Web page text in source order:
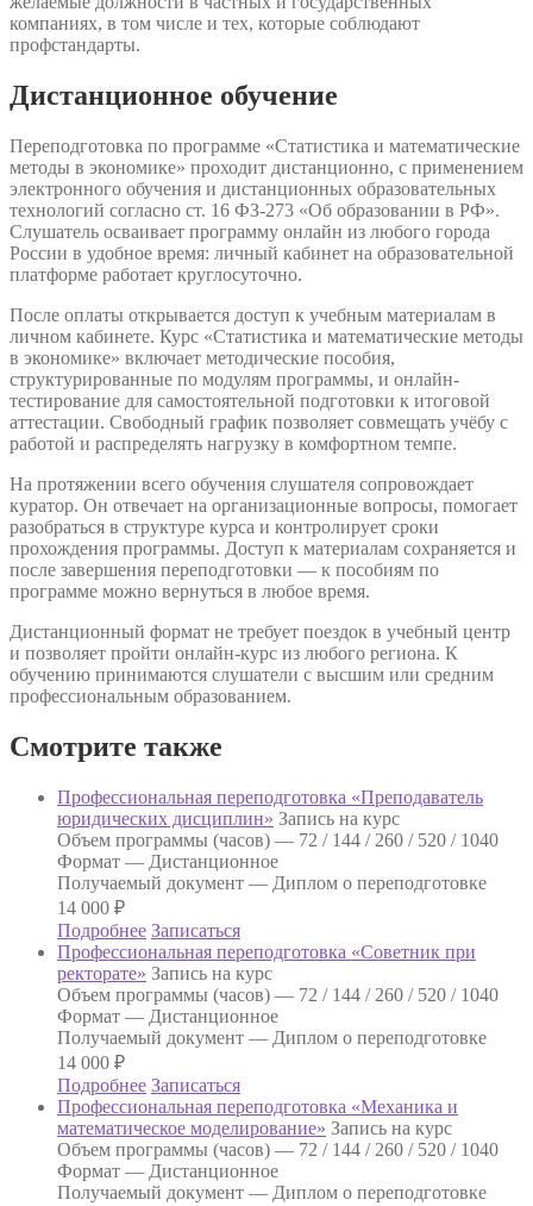
компаниях, в том числе и тех, которые соблюдают
профстандарты.
Дистанционное обучение
Переподготовка по программе «Статистика и математические
методы в экономике» проходит дистанционно, с применением
электронного обучения и дистанционных образовательных
технологий согласно ст. 16 ФЗ-273 «Об образовании в РФ».
Слушатель осваивает программу онлайн из любого города
России в удобное время: личный кабинет на образовательной
платформе работает круглосуточно.
После оплаты открывается доступ к учебным материалам в
личном кабинете. Курс «Статистика и математические методы
в экономике» включает методические пособия,
структурированные по модулям программы, и онлайн-
тестирование для самостоятельной подготовки к итоговой
аттестации. Свободный график позволяет совмещать учёбу с
работой и распределять нагрузку в комфортном темпе.
На протяжении всего обучения слушателя сопровождает
куратор. Он отвечает на организационные вопросы, помогает
разобраться в структуре курса и контролирует сроки
прохождения программы. Доступ к материалам сохраняется и
после завершения переподготовки — к пособиям по
программе можно вернуться в любое время.
Дистанционный формат не требует поездок в учебный центр
и позволяет пройти онлайн-курс из любого региона. К
обучению принимаются слушатели с высшим или средним
профессиональным образованием.
Смотрите также
Профессиональная переподготовка «Преподаватель
юридических дисциплин» Запись на курс
Объем программы (часов) — 72 / 144 / 260 / 520 / 1040
Формат — Дистанционное
Получаемый документ — Диплом о переподготовке
14 000 ₽
Подробнее Записаться
Профессиональная переподготовка «Советник при
ректорате» Запись на курс
Объем программы (часов) — 72 / 144 / 260 / 520 / 1040
Формат — Дистанционное
Получаемый документ — Диплом о переподготовке
14 000 ₽
Подробнее Записаться
Профессиональная переподготовка «Механика и
математическое моделирование» Запись на курс
Объем программы (часов) — 72 / 144 / 260 / 520 / 1040
Формат — Дистанционное
Получаемый документ — Диплом о переподготовке